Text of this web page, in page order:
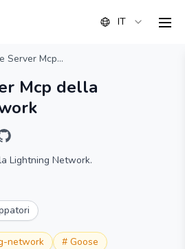
IT
Server Mcp...
Mcp della
Lightning Network.
network # Goose
Dettaglio